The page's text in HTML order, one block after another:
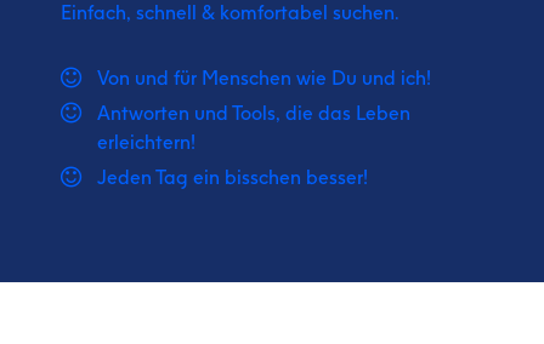
Einfach, schnell & komfortabel suchen.
Von und für Menschen wie Du und ich!
Antworten und Tools, die das Leben
erleichtern!
Jeden Tag ein bisschen besser!